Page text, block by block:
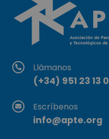
Llámanos
(+34) 951 23 13
Escríbenos
info@apte.org